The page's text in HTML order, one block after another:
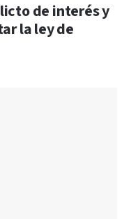
de interés y
la ley de